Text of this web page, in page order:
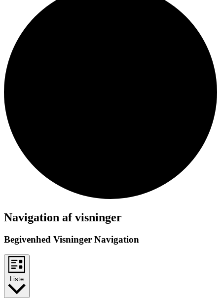
Begivenheder
Navigation af visninger
Begivenhed Visninger Navigation
Liste